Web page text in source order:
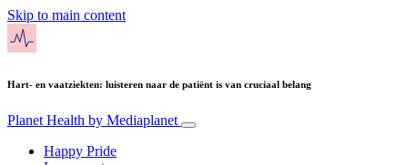
Skip to main content
Hart- en vaatziekten: luisteren naar de patiënt is van cruciaal belang
Planet Health by Mediaplanet
Happy Pride